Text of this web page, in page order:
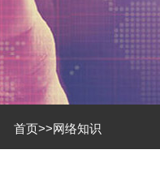
首页>>网络知识